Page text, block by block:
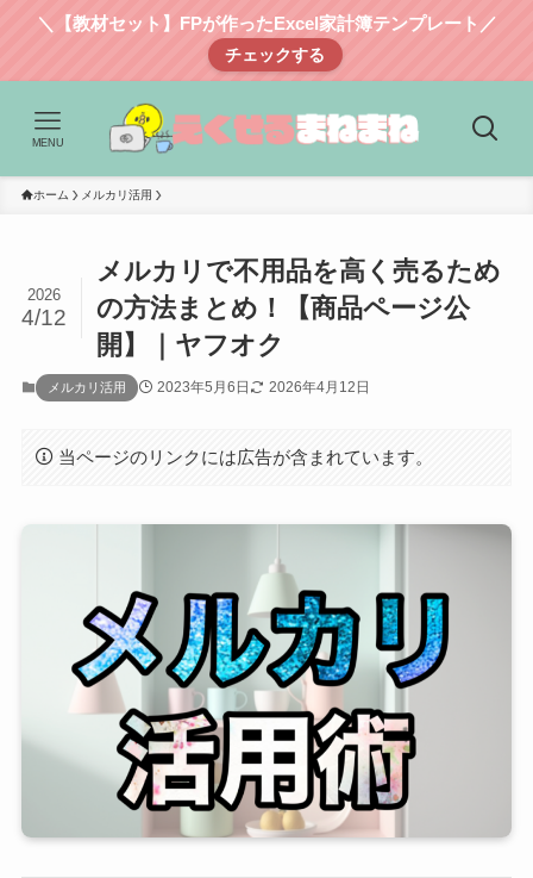
＼【教材セット】FPが作ったExcel家計簿テンプレート／
チェックする
MENU
ホーム メルカリ活用
メルカリで不用品を高く売るため
の方法まとめ！【商品ページ公
開】｜ヤフオク
2026
4/12
メルカリ活用 2023年5月6日 2026年4月12日
当ページのリンクには広告が含まれています。